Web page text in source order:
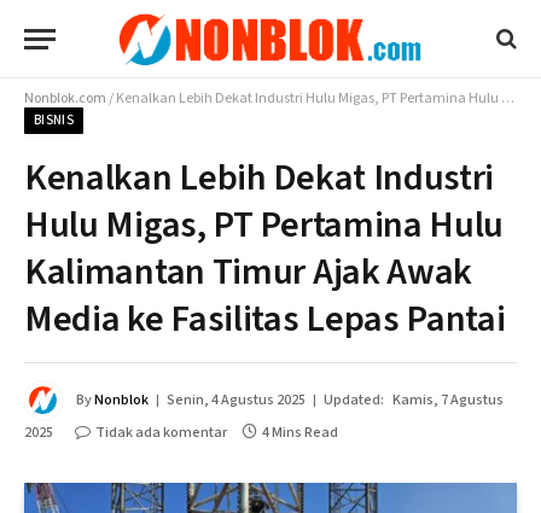
Nonblok.com/Kenalkan Lebih Dekat Industri Hulu Migas, PT Pertamina Hulu Kalimantan Timur Ajak Awak Media ke Fasilitas Lepas Pantai
BISNIS
Kenalkan Lebih Dekat Industri
Hulu Migas, PT Pertamina Hulu
Kalimantan Timur Ajak Awak
Media ke Fasilitas Lepas Pantai
ByNonblok Senin, 4 Agustus 2025 Updated: Kamis, 7 Agustus
2025
Tidak ada komentar 4 Mins Read